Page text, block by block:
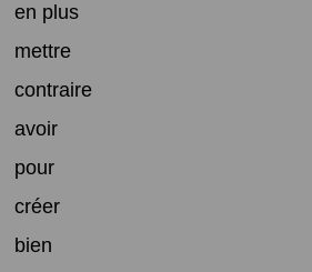
en plus
mettre
contraire
avoir
pour
créer
bien